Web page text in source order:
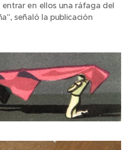
en ellos una ráfaga del
señaló la publicación